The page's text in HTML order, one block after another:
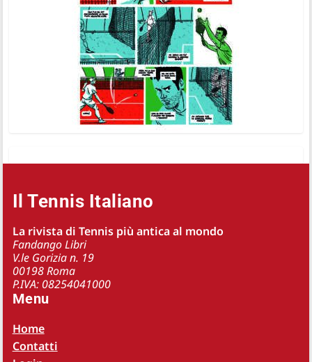
Il Tennis Italiano
La rivista di Tennis più antica al mondo
Fandango Libri
V.le Gorizia n. 19
00198 Roma
P.IVA: 08254041000
Menu
Home
Contatti